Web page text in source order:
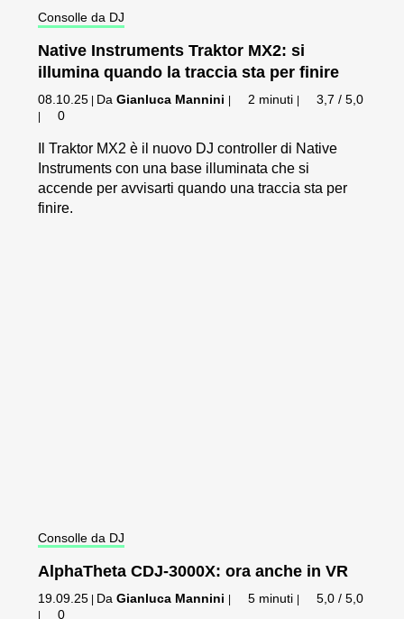
Consolle da DJ
Native Instruments Traktor MX2: si
illumina quando la traccia sta per finire
08.10.25 DaGianluca Mannini 2 minuti 3,7 / 5,0
0
Il Traktor MX2 è il nuovo DJ controller di Native
Instruments con una base illuminata che si
accende per avvisarti quando una traccia sta per
finire.
Consolle da DJ
AlphaTheta CDJ-3000X: ora anche in VR
19.09.25 | DaGianluca Mannini | 5 minuti | 5,0 / 5,0
| 0